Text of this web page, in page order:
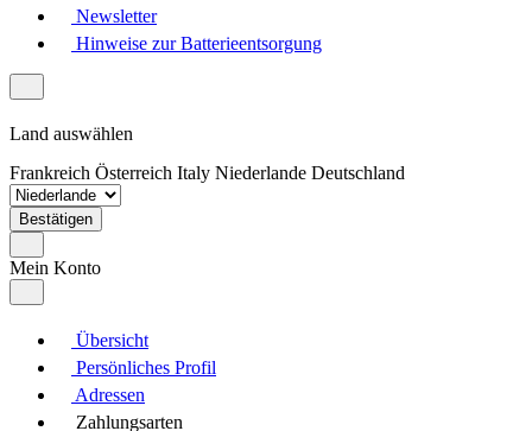
Newsletter
Hinweise zur Batterieentsorgung
Land auswählen
Frankreich Österreich Italy Niederlande Deutschland
Bestätigen
Mein Konto
Übersicht
Persönliches Profil
Adressen
Zahlungsarten